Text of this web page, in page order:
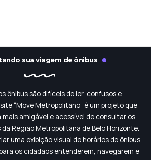
sua viagem de ônibus
ônibus são difíceis de ler, confusos e
“Move Metropolitano” é um projeto que
mais amigável e acessível de consultar os
da Região Metropolitana de Belo Horizonte.
uma exibição visual de horários de ônibus
os cidadãos entenderem, navegarem e